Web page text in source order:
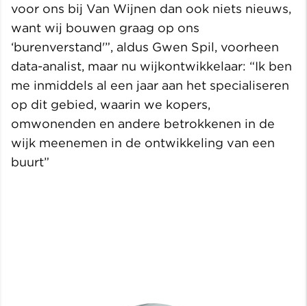
voor ons bij Van Wijnen dan ook niets nieuws,
want wij bouwen graag op ons
‘burenverstand'”, aldus Gwen Spil, voorheen
data-analist, maar nu wijkontwikkelaar: “Ik ben
me inmiddels al een jaar aan het specialiseren
op dit gebied, waarin we kopers,
omwonenden en andere betrokkenen in de
wijk meenemen in de ontwikkeling van een
buurt”